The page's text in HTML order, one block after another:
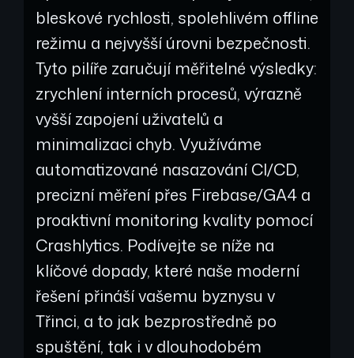
bleskové rychlosti, spolehlivém offline
režimu a nejvyšší úrovni bezpečnosti.
Tyto pilíře zaručují měřitelné výsledky:
zrychlení interních procesů, výrazně
vyšší zapojení uživatelů a
minimalizaci chyb. Využíváme
automatizované nasazování CI/CD,
precizní měření přes Firebase/GA4 a
proaktivní monitoring kvality pomocí
Crashlytics. Podívejte se níže na
klíčové dopady, které naše moderní
řešení přináší vašemu byznysu v
Třinci, a to jak bezprostředně po
spuštění, tak i v dlouhodobém